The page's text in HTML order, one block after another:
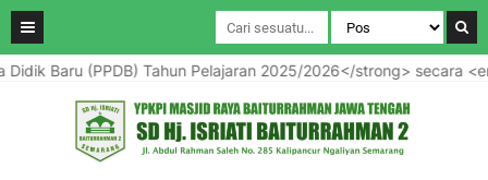
(PPDB) Tahun Pelajaran 2025/2026</strong> secara